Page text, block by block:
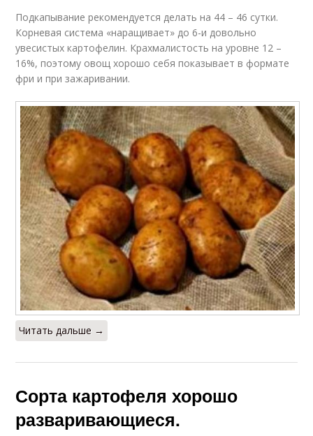
Подкапывание рекомендуется делать на 44 – 46 сутки.
Корневая система «наращивает» до 6-и довольно
увесистых картофелин. Крахмалистость на уровне 12 –
16%, поэтому овощ хорошо себя показывает в формате
фри и при зажаривании.
Читать дальше →
Сорта картофеля хорошо
разваривающиеся.